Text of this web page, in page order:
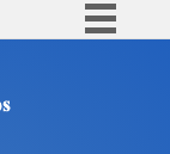
BR